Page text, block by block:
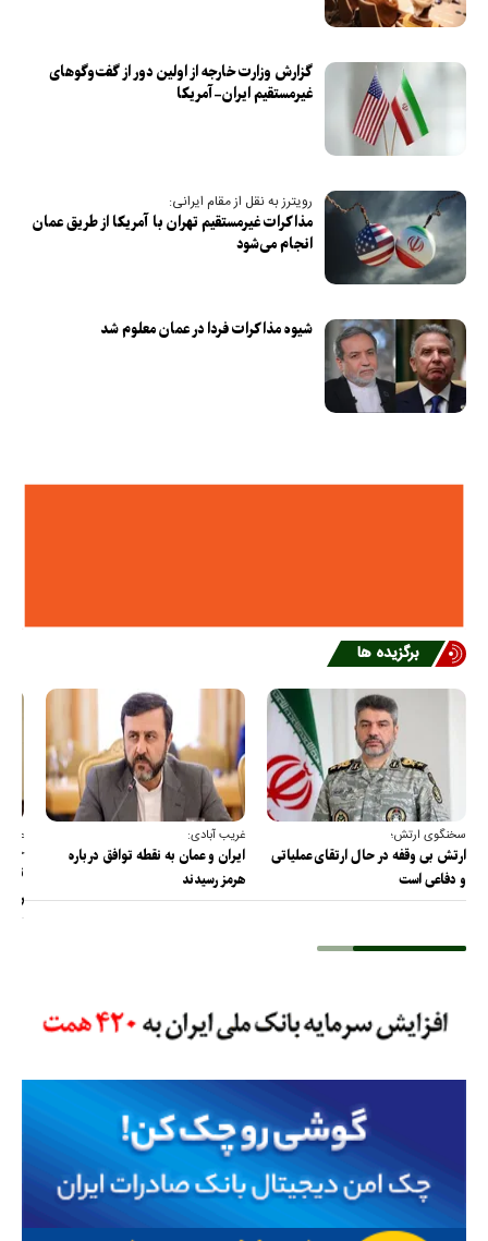
گزارش وزارت خارجه از اولین دور از گفت‌و‌گو‌های
غیرمستقیم ایران-آمریکا
رویترز به نقل از مقام ایرانی:
مذاکرات غیرمستقیم تهران با آمریکا از طریق عمان
انجام می‌شود
شیوه مذاکرات فردا در عمان معلوم شد
برگزیده ها
سخنگوی ارتش؛
ارتش بی وقفه در حال ارتقای عملیاتی
و دفاعی است
غریب آبادی:
ایران و عمان به نقطه توافق درباره
هرمز رسیدند
عضو
را